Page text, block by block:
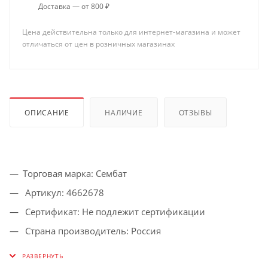
Доставка — от 800 ₽
Цена действительна только для интернет-магазина и может
отличаться от цен в розничных магазинах
ОПИСАНИЕ НАЛИЧИЕ ОТЗЫВЫ
Торговая марка: Сембат
Артикул: 4662678
Сертификат: Не подлежит сертификации
Страна производитель: Россия